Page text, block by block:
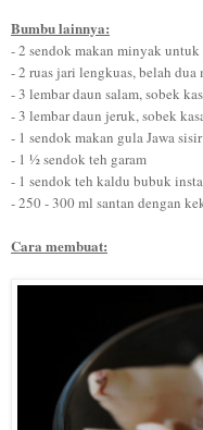
Bumbu lainnya:
- 2 sendok makan minyak untuk
- 2 ruas jari lengkuas, belah dua
- 3 lembar daun salam, sobek
- 3 lembar daun jeruk, sobek
- 1 sendok makan gula Jawa
- 1 ½ sendok teh garam
- 1 sendok teh kaldu bubuk
- 250 - 300 ml santan dengan
Cara membuat: